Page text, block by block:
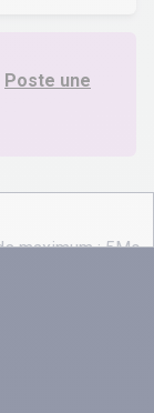
Poste une